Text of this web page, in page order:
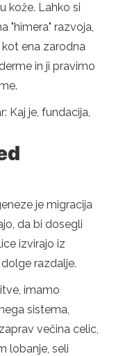
kože. Lahko si
"himera" razvoja,
ena zarodna
in ji pravimo
Kaj je, fundacija,
je migracija
da bi dosegli
izvirajo iz
razdalje.
imamo
sistema,
večina celic,
lobanje, seli